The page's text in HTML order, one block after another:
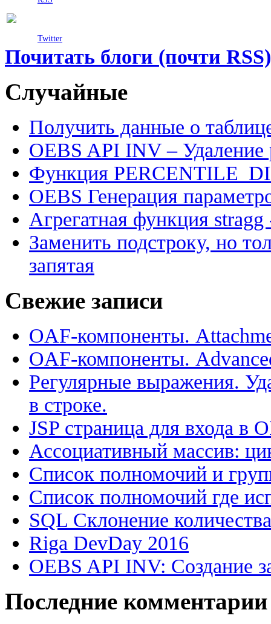
Twitter
Почитать блоги (почти RSS)
Случайные
Получить данные о
OEBS API INV – Удаление
Функция
OEBS Генерация
Агрегатная функция
Заменить подстроку, но
запятая
Свежие записи
OAF-компоненты.
OAF-компоненты.
Регулярные выражения.
в строке.
JSP страница для входа в
Ассоциативный массив:
Список полномочий и
Список полномочий где
SQL Склонение
Riga DevDay 2016
OEBS API INV: Создание
Последние комментарии